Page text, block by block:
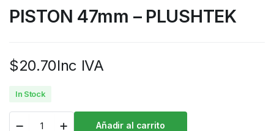
PISTON 47mm – PLUSHTEK
$20.70Inc IVA
In Stock
Añadir al carrito